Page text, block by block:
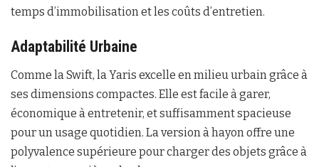
temps d’immobilisation et les coûts d’entretien.
Adaptabilité Urbaine
Comme la Swift, la Yaris excelle en milieu urbain grâce à
ses dimensions compactes. Elle est facile à garer,
économique à entretenir, et suffisamment spacieuse
pour un usage quotidien. La version à hayon offre une
polyvalence supérieure pour charger des objets grâce à